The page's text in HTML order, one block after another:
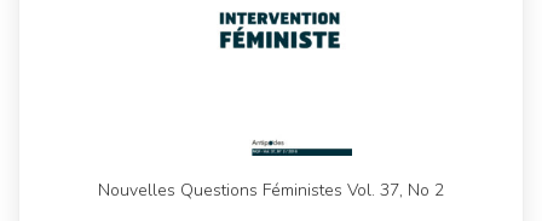
Nouvelles Questions Féministes Vol. 37, No 2